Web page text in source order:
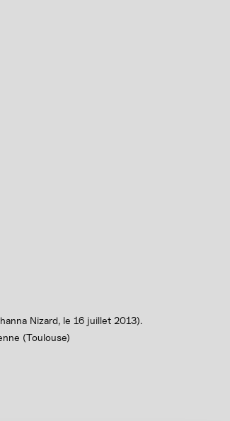
Nizard, le 16 juillet 2013).
(Toulouse)